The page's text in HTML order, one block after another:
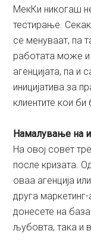
МекКи никогаш
тестирање.
се менуваат, па
работата може и
агенцијата, па и
иницијатива за
клиентите кои
Намалување на
На овој совет
после кризата.
оваа агенција
друга маркетинг-
донесете на
љубовта, така и